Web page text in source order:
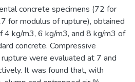
concrete specimens (72 for
for modulus of rupture), obtained
4 kg/m3, 6 kg/m3, and 8 kg/m3 of
concrete. Compressive
were evaluated at 7 and
It was found that, with